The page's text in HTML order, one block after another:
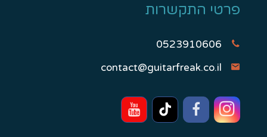
פרטי התקשרות
0523910606
contact@guitarfreak.co.il